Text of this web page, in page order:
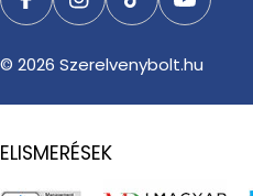
FacebookInstagram
TikTokYouTube
© 2026 Szerelvenybolt.hu
ELISMERÉSEK